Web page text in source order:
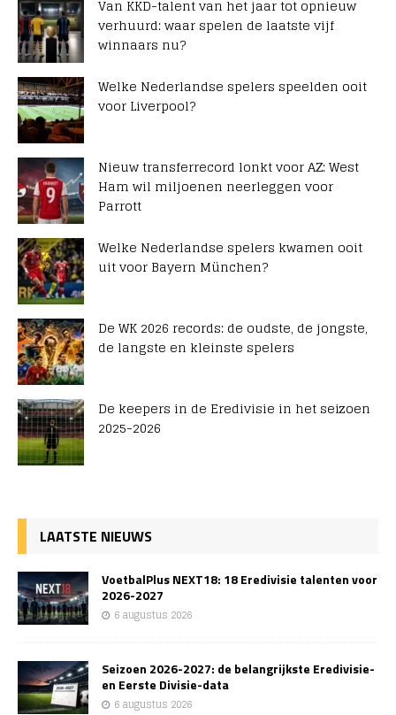
Van KKD-talent van het jaar tot opnieuw
verhuurd: waar spelen de laatste vijf
winnaars nu?
Welke Nederlandse spelers speelden ooit
voor Liverpool?
Nieuw transferrecord lonkt voor AZ: West
Ham wil miljoenen neerleggen voor
Parrott
Welke Nederlandse spelers kwamen ooit
uit voor Bayern München?
De WK 2026 records: de oudste, de jongste,
de langste en kleinste spelers
De keepers in de Eredivisie in het seizoen
2025-2026
LAATSTE NIEUWS
VoetbalPlus NEXT18: 18 Eredivisie talenten voor
2026-2027
6 augustus 2026
Seizoen 2026-2027: de belangrijkste Eredivisie-
en Eerste Divisie-data
6 augustus 2026